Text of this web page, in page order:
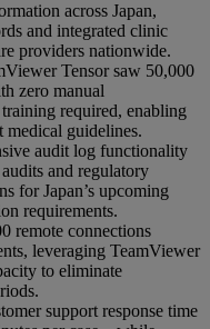
across Japan,
and integrated clinic
providers nationwide.
Tensor saw 50,000
zero manual
required, enabling
medical guidelines.
audit log functionality
and regulatory
for Japan’s upcoming
requirements.
remote connections
leveraging TeamViewer
to eliminate
support response time